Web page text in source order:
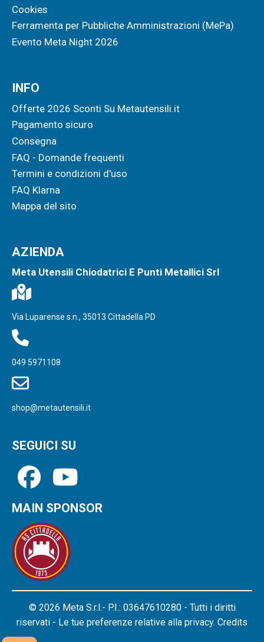
Cookies
Ferramenta per Pubbliche Amministrazioni (MePa)
Evento Meta Night 2026
INFO
Offerte 2026 Sconti Su Metautensili.it
Pagamento sicuro
Consegna
FAQ - Domande frequenti
Termini e condizioni d'uso
FAQ Klarna
Mappa del sito
AZIENDA
Meta Utensili Chiodatrici E Punti Metallici Srl
Via Luparense s.n., 35013 Cittadella PD
049 5971108
shop@metautensili.it
SEGUICI SU
MAIN SPONSOR
© 2026 Meta S.r.l.- P.I.: 03647610280 - Tutti i diritti
riservati - Le tue preferenze relative alla privacy. Credits